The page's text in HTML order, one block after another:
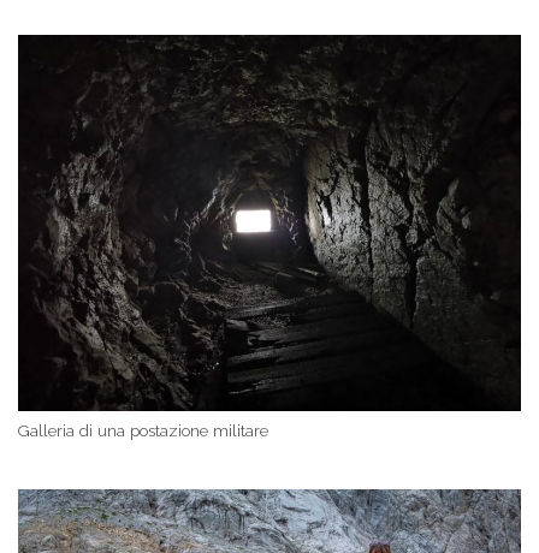
Galleria di una postazione militare